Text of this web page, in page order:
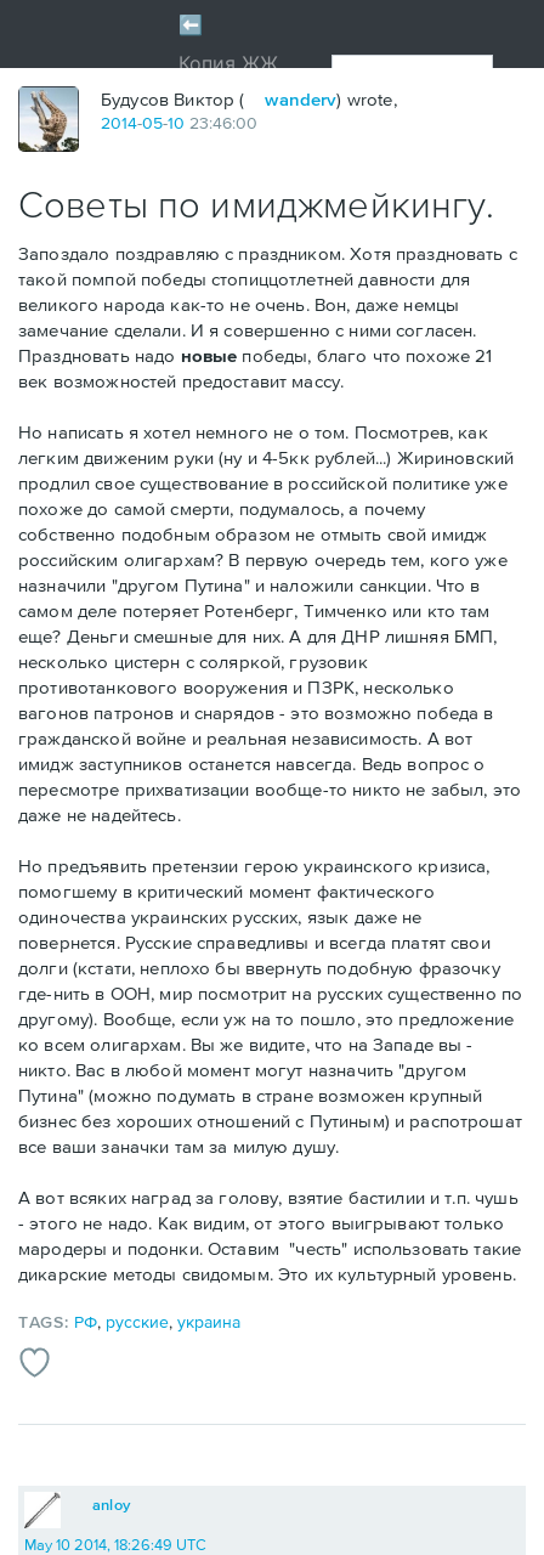
Будусов Виктор ( wanderv) wrote,
2014-05-10 23:46:00
Советы по имиджмейкингу.
Запоздало поздравляю с праздником. Хотя праздновать с
такой помпой победы стопиццотлетней давности для
великого народа как-то не очень. Вон, даже немцы
замечание сделали. И я совершенно с ними согласен.
Праздновать надо новые победы, благо что похоже 21
век возможностей предоставит массу.
Но написать я хотел немного не о том. Посмотрев, как
легким движеним руки (ну и 4-5кк рублей...) Жириновский
продлил свое существование в российской политике уже
похоже до самой смерти, подумалось, а почему
собственно подобным образом не отмыть свой имидж
российским олигархам? В первую очередь тем, кого уже
назначили "другом Путина" и наложили санкции. Что в
самом деле потеряет Ротенберг, Тимченко или кто там
еще? Деньги смешные для них. А для ДНР лишняя БМП,
несколько цистерн с соляркой, грузовик
противотанкового вооружения и ПЗРК, несколько
вагонов патронов и снарядов - это возможно победа в
гражданской войне и реальная независимость. А вот
имидж заступников останется навсегда. Ведь вопрос о
пересмотре прихватизации вообще-то никто не забыл, это
даже не надейтесь.
Но предъявить претензии герою украинского кризиса,
помогшему в критический момент фактического
одиночества украинских русских, язык даже не
повернется. Русские справедливы и всегда платят свои
долги (кстати, неплохо бы ввернуть подобную фразочку
где-нить в ООН, мир посмотрит на русских существенно по
другому). Вообще, если уж на то пошло, это предложение
ко всем олигархам. Вы же видите, что на Западе вы -
никто. Вас в любой момент могут назначить "другом
Путина" (можно подумать в стране возможен крупный
бизнес без хороших отношений с Путиным) и распотрошат
все ваши заначки там за милую душу.
А вот всяких наград за голову, взятие бастилии и т.п. чушь
- этого не надо. Как видим, от этого выигрывают только
мародеры и подонки. Оставим "честь" использовать такие
дикарские методы свидомым. Это их культурный уровень.
TAGS: РФ, русские,украина
anloy
May 10 2014, 18:26:49 UTC